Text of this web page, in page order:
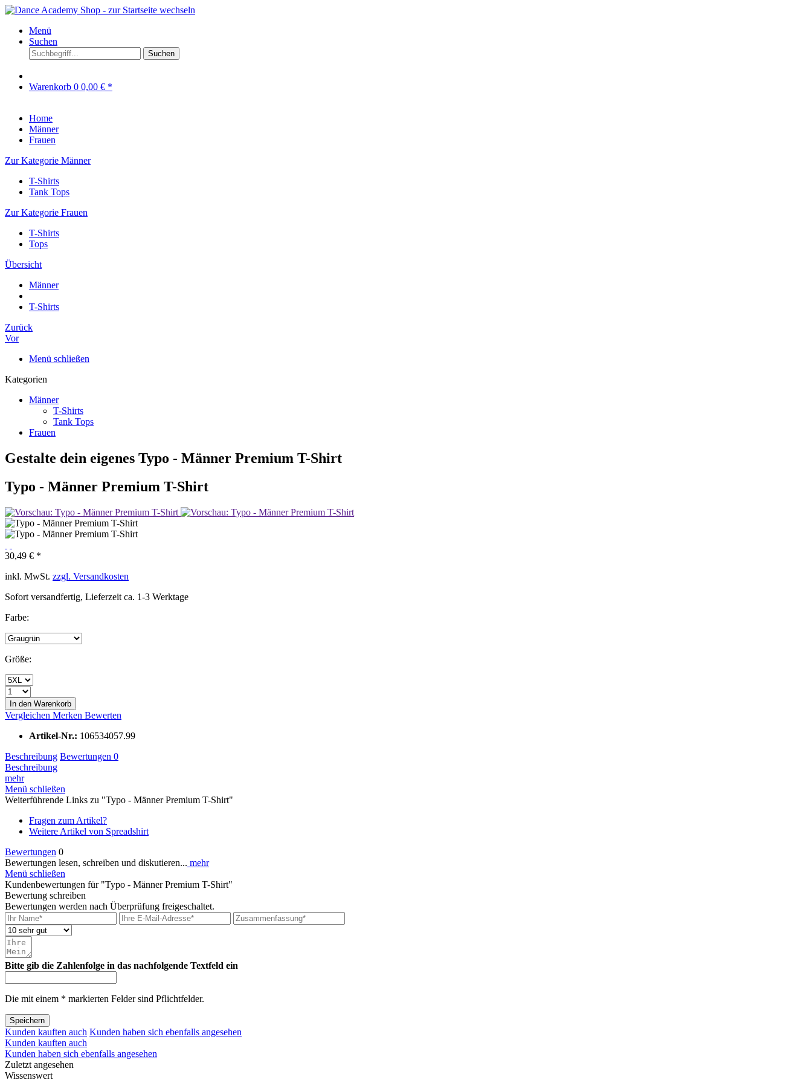
Menü
Suchen
Suchen
Warenkorb 0 0,00 € *
Home
Männer
Frauen
Zur Kategorie Männer
T-Shirts
Tank Tops
Zur Kategorie Frauen
T-Shirts
Tops
Übersicht
Männer
T-Shirts
Zurück
Vor
Menü schließen
Kategorien
Männer
T-Shirts
Tank Tops
Frauen
Gestalte dein eigenes Typo - Männer Premium T-Shirt
Typo - Männer Premium T-Shirt
30,49 € *
inkl. MwSt. zzgl. Versandkosten
Sofort versandfertig, Lieferzeit ca. 1-3 Werktage
Farbe:
Größe:
In den Warenkorb
Vergleichen Merken Bewerten
Artikel-Nr.: 106534057.99
Beschreibung Bewertungen 0
Beschreibung
mehr
Menü schließen
Weiterführende Links zu "Typo - Männer Premium T-Shirt"
Fragen zum Artikel?
Weitere Artikel von Spreadshirt
Bewertungen 0
Bewertungen lesen, schreiben und diskutieren... mehr
Menü schließen
Kundenbewertungen für "Typo - Männer Premium T-Shirt"
Bewertung schreiben
Bewertungen werden nach Überprüfung freigeschaltet.
Bitte gib die Zahlenfolge in das nachfolgende Textfeld ein
Die mit einem * markierten Felder sind Pflichtfelder.
Speichern
Kunden kauften auch Kunden haben sich ebenfalls angesehen
Kunden kauften auch
Kunden haben sich ebenfalls angesehen
Zuletzt angesehen
Wissenswert